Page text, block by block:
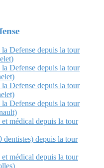
Defense depuis la tour
Defense depuis la tour
Defense depuis la tour
Defense depuis la tour
médical depuis la tour
dentistes) depuis la tour
médical depuis la tour